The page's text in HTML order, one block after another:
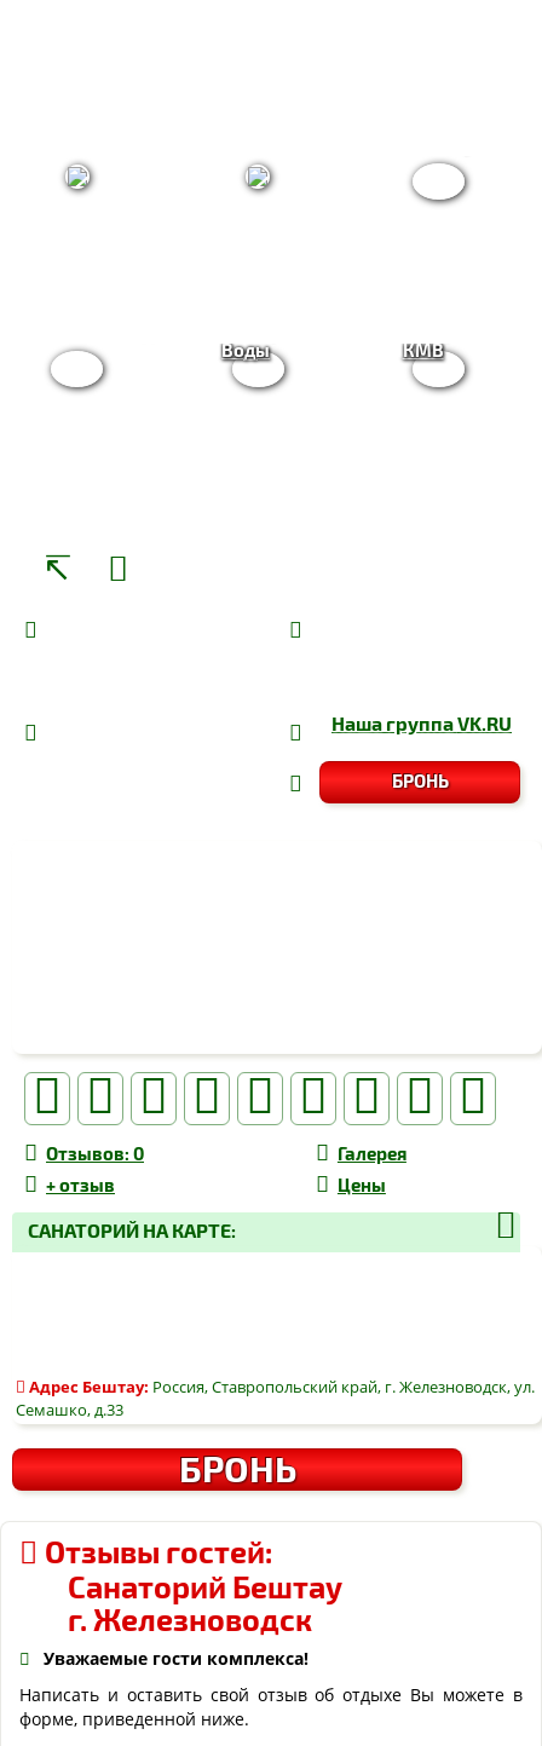
Воды
КМВ
Наша группаVK.RU
БРОНЬ
Отзывов: 0
+отзыв
Галерея
Цены
САНАТОРИЙ НА КАРТЕ:
Адрес Бештау: Россия, Ставропольский край, г. Железноводск, ул.
Семашко, д.33
БРОНЬ
Отзывы гостей:
Санаторий Бештау
г. Железноводск
Уважаемые гости комплекса!
Написать и оставить свой отзыв об отдыхе Вы можете в
форме, приведенной ниже.